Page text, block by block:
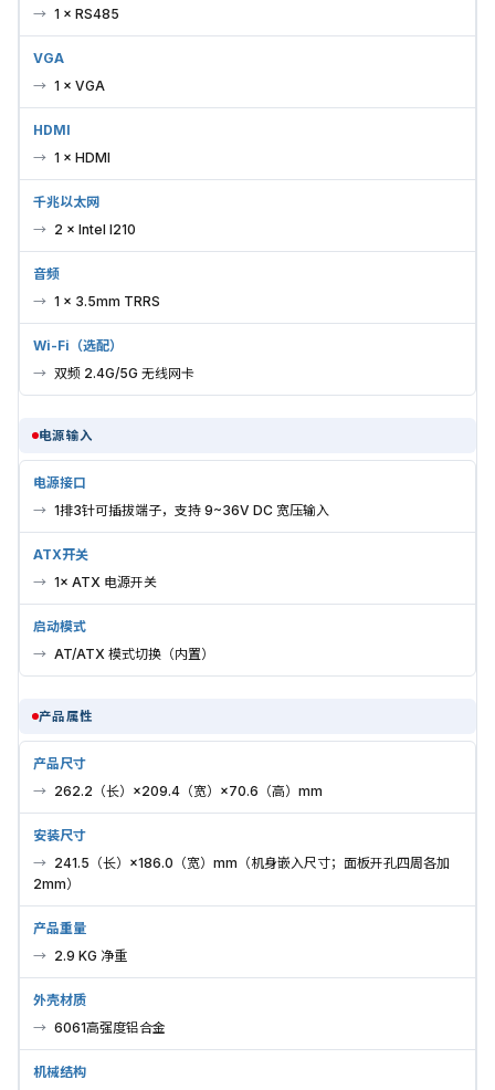
1 × RS485
VGA
1 × VGA
HDMI
1 × HDMI
千兆以太网
2 × Intel I210
音频
1 × 3.5mm TRRS
Wi-Fi（选配）
双频 2.4G/5G 无线网卡
电源输入
电源接口
1排3针可插拔端子，支持 9~36V DC 宽压输入
ATX开关
1× ATX 电源开关
启动模式
AT/ATX 模式切换（内置）
产品属性
产品尺寸
262.2（长）×209.4（宽）×70.6（高）mm
安装尺寸
241.5（长）×186.0（宽）mm（机身嵌入尺寸；面板开孔四周各加
2mm）
产品重量
2.9 KG 净重
外壳材质
6061高强度铝合金
机械结构